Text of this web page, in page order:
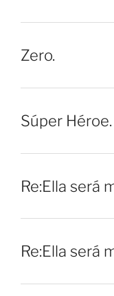
Zero.
Súper Héroe.
Re:Ella será
Re:Ella será